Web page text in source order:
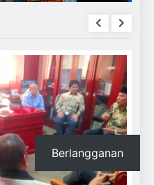
Berlangganan